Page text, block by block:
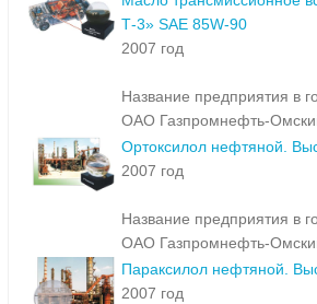
Т-3» SAE 85W-90
2007 год
Название предприятия в
ОАО Газпромнефть-
Ортоксилол нефтяной.
2007 год
Название предприятия в
ОАО Газпромнефть-
Параксилол нефтяной.
2007 год